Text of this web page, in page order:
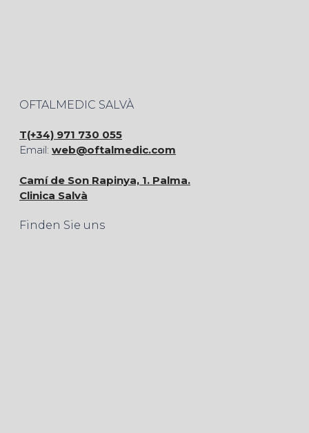
OFTALMEDIC SALVÀ
T(+34) 971 730 055
Email: web@oftalmedic.com
Camí de Son Rapinya, 1. Palma.
Clinica Salvà
Finden Sie uns